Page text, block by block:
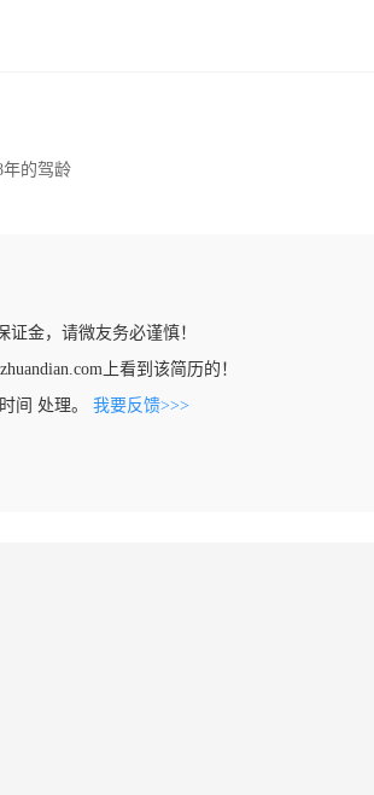
的驾龄
金，请微友务必谨慎！
上看到该简历的！
间 处理。 我要反馈>>>